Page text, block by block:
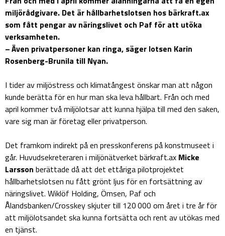
miljörådgivare. Det är hållbarhetslotsen hos bärkraft.ax
som fått pengar av näringslivet och Paf för att utöka
verksamheten.
– Även privatpersoner kan ringa, säger lotsen Karin
Rosenberg-Brunila till Nyan.
I tider av miljöstress och klimatångest önskar man att någon
kunde berätta för en hur man ska leva hållbart. Från och med
april kommer två miljölotsar att kunna hjälpa till med den saken,
vare sig man är företag eller privatperson.
Det framkom indirekt på en presskonferens på konstmuseet i
går. Huvudsekreteraren i miljönätverket bärkraft.ax Micke
Larsson berättade då att det ettåriga pilotprojektet
hållbarhetslotsen nu fått grönt ljus för en fortsättning av
näringslivet. Wiklöf Holding, Ömsen, Paf och
Ålandsbanken/Crosskey skjuter till 120 000 om året i tre år för
att miljölotsandet ska kunna fortsätta och rent av utökas med
en tjänst.